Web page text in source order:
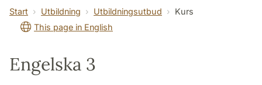
Start Utbildning Utbildningsutbud
Kurs
This page in English
Engelska 3